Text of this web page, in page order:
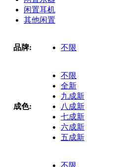
闲置耳机
其他闲置
品牌: 不限
成色:
不限
全新
九成新
八成新
七成新
六成新
五成新
不限